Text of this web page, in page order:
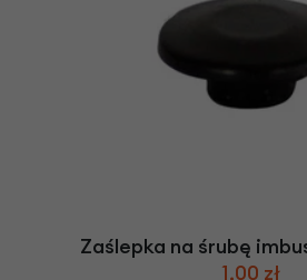
Zaślepka na śrubę
1,00 zł